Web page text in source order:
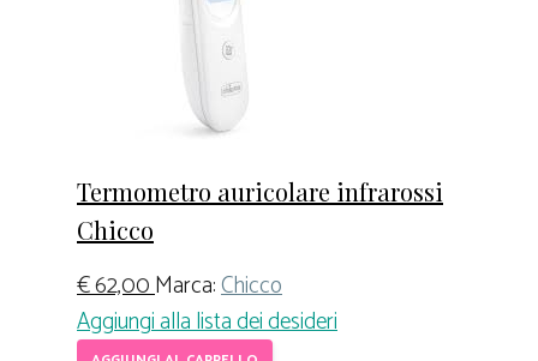
Termometro auricolare infrarossi
Chicco
€62,00Marca:Chicco
Aggiungi alla lista dei desideri